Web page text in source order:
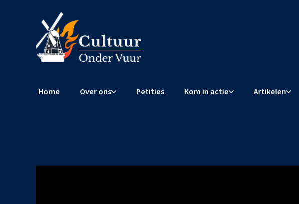
Home Over ons Petities Kom in actie Artikelen